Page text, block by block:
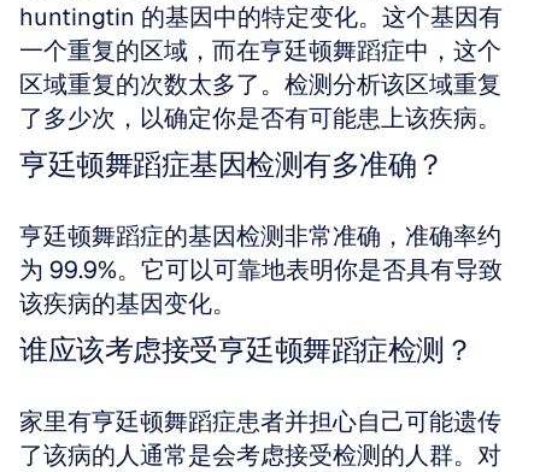
huntingtin 的基因中的特定变化。这个基因有
一个重复的区域，而在亨廷顿舞蹈症中，这个
区域重复的次数太多了。检测分析该区域重复
了多少次，以确定你是否有可能患上该疾病。
亨廷顿舞蹈症基因检测有多准确？
亨廷顿舞蹈症的基因检测非常准确，准确率约
为 99.9%。它可以可靠地表明你是否具有导致
该疾病的基因变化。
谁应该考虑接受亨廷顿舞蹈症检测？
家里有亨廷顿舞蹈症患者并担心自己可能遗传
了该病的人通常是会考虑接受检测的人群。对